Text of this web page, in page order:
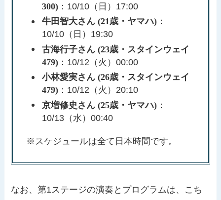
300)：10/10（日）17:00
牛田智大さん (21歳・ヤマハ)：
10/10（日）19:30
古海行子さん (23歳・スタインウェイ
479)：10/12（火）00:00
小林愛実さん (26歳・スタインウェイ
479)：10/12（火）20:10
京増修史さん (25歳・ヤマハ)：
10/13（水）00:40
※スケジュールは全て日本時間です。
なお、第1ステージの演奏とプログラムは、こち